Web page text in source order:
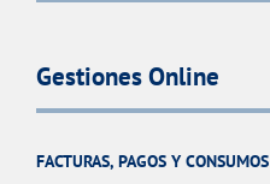
Gestiones Online
FACTURAS, PAGOS Y CONSUMOS